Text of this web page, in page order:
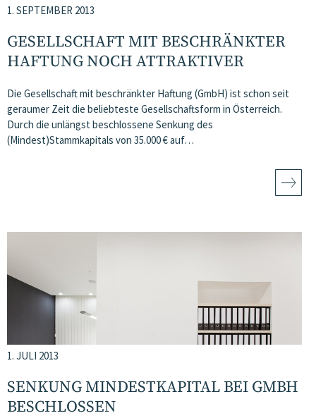
1. SEPTEMBER 2013
GESELLSCHAFT MIT BESCHRÄNKTER
HAFTUNG NOCH ATTRAKTIVER
Die Gesellschaft mit beschränkter Haftung (GmbH) ist schon seit
geraumer Zeit die beliebteste Gesellschaftsform in Österreich.
Durch die unlängst beschlossene Senkung des
(Mindest)Stammkapitals von 35.000 € auf…
1. JULI 2013
SENKUNG MINDESTKAPITAL BEI GMBH
BESCHLOSSEN